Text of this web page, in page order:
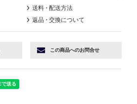
送料・配送方法
返品・交換について
この商品へのお問合せ